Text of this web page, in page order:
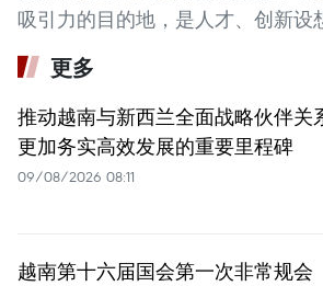
吸引力的目的地，是人才、创新设
更多
推动越南与新西兰全面战略伙伴关
更加务实高效发展的重要里程碑
09/08/2026 08:11
越南第十六届国会第一次非常规会